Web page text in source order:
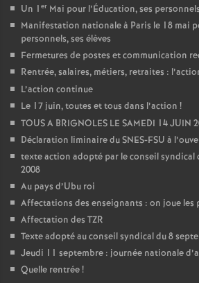
Un 1 er Mai pour l’Éducation, ses
Manifestation nationale à Paris le 18 mai
personnels, ses élèves
Fermetures de postes et communication
Rentrée, salaires, métiers, retraites :
L’action continue
Le 17 juin, toutes et tous dans l’action !
TOUS A BRIGNOLES LE SAMEDI 14 JUIN
Déclaration liminaire du SNES-FSU à
texte action adopté par le conseil syndical
2008
Au pays d’Ubu roi
Affectations des enseignants : on joue
Affectation des TZR
Texte adopté au conseil syndical du 8
Jeudi 11 septembre : journée nationale
Quelle rentrée!